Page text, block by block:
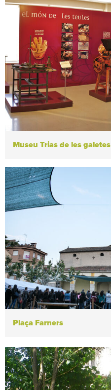
Museu Trias de les galetes
Plaça Farners